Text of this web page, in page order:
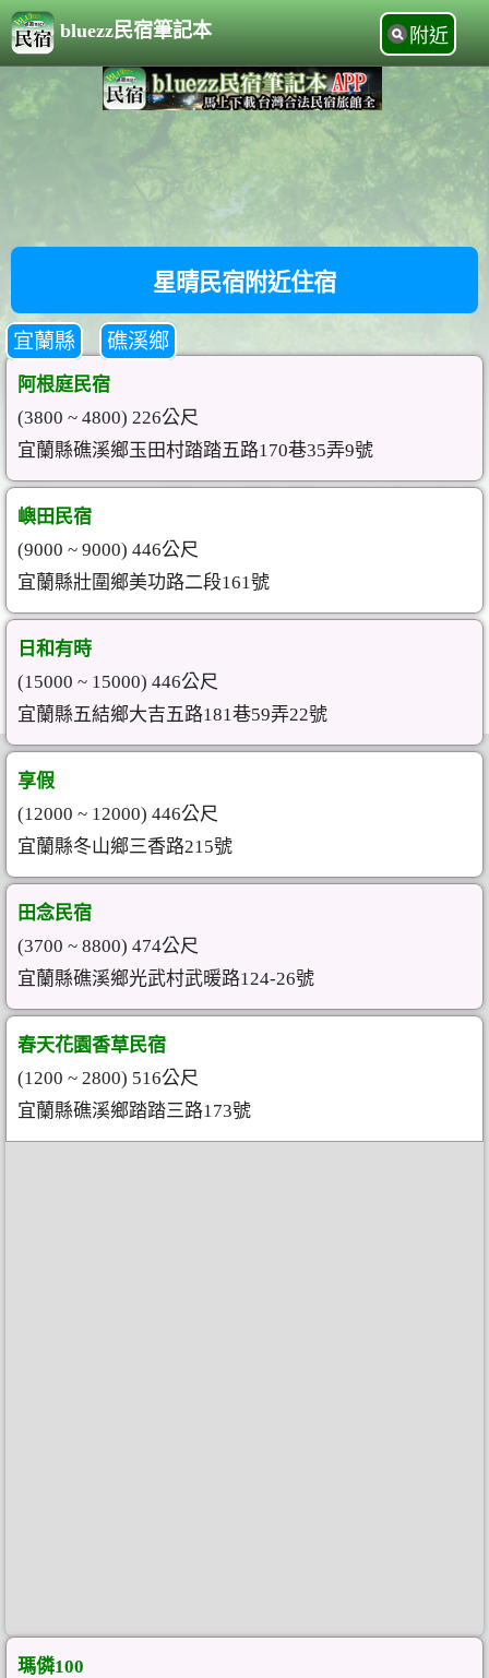
bluezz民宿筆記本 附近
星晴民宿附近住宿
宜蘭縣 礁溪鄉
阿根庭民宿
(3800 ~ 4800) 226公尺
宜蘭縣礁溪鄉玉田村踏踏五路170巷35弄9號
嶼田民宿
(9000 ~ 9000) 446公尺
宜蘭縣壯圍鄉美功路二段161號
日和有時
(15000 ~ 15000) 446公尺
宜蘭縣五結鄉大吉五路181巷59弄22號
享假
(12000 ~ 12000) 446公尺
宜蘭縣冬山鄉三香路215號
田念民宿
(3700 ~ 8800) 474公尺
宜蘭縣礁溪鄉光武村武暖路124-26號
春天花園香草民宿
(1200 ~ 2800) 516公尺
宜蘭縣礁溪鄉踏踏三路173號
瑪僯100